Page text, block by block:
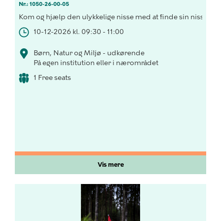
Nr.: 1050-26-00-05
Kom og hjælp den ulykkelige nisse med at finde sin nissehue
10-12-2026 kl. 09:30 - 11:00
Børn, Natur og Miljø - udkørende
På egen institution eller i nærområdet
1 Free seats
Vis mere